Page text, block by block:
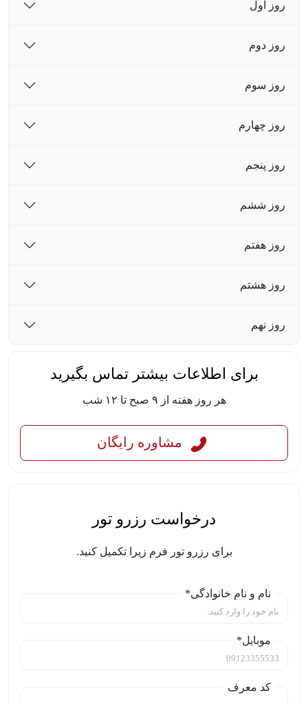
روز اول
روز دوم
روز سوم
روز چهارم
روز پنجم
روز ششم
روز هفتم
روز هشتم
روز نهم
برای اطلاعات بیشتر تماس بگیرید
هر روز هفته از ۹ صبح تا ۱۲ شب
مشاوره رایگان
درخواست رزرو تور
برای رزرو تور فرم زیرا تکمیل کنید.
نام و نام خانوادگی*
موبایل*
کد معرف